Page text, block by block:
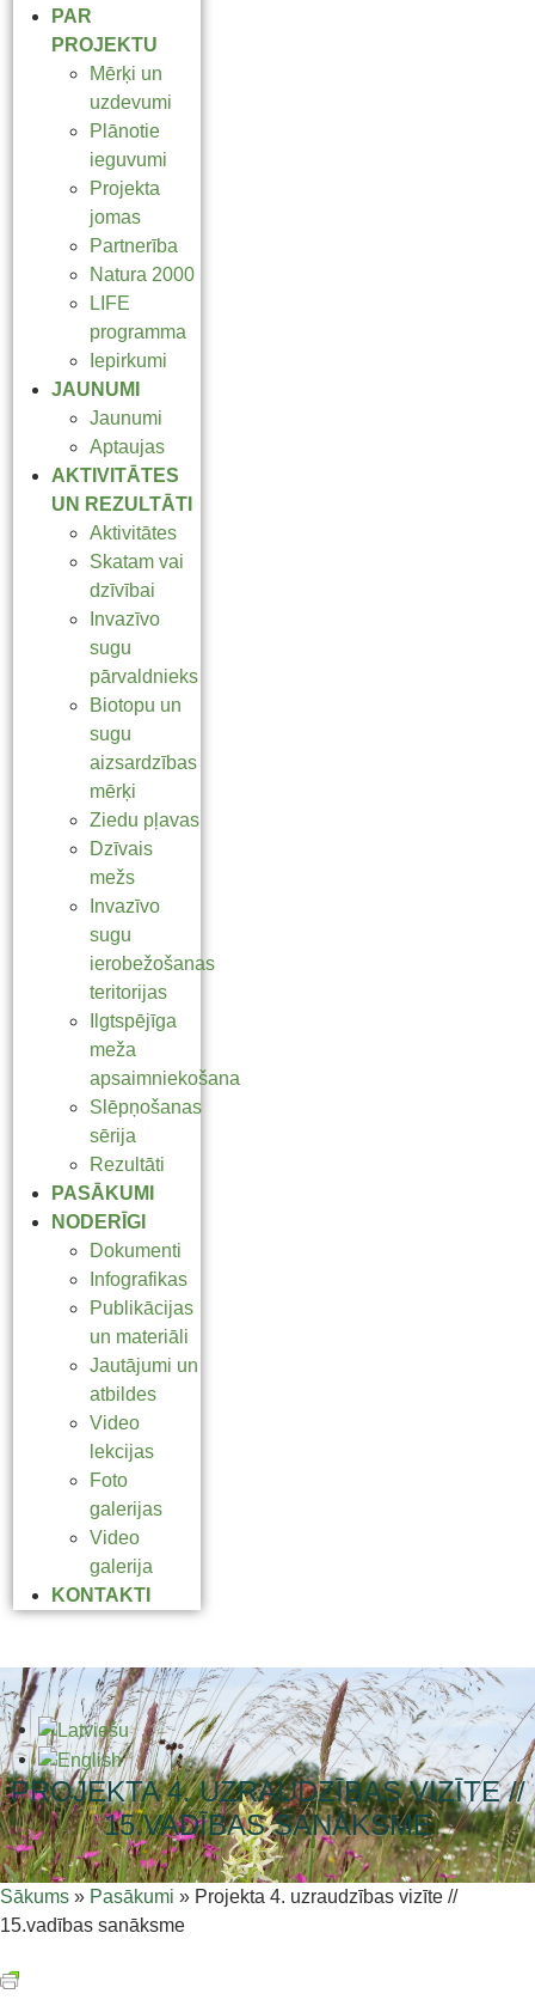
PAR
PROJEKTU
Mērķi un
uzdevumi
Plānotie
ieguvumi
Projekta
jomas
Partnerība
Natura 2000
LIFE
programma
Iepirkumi
JAUNUMI
Jaunumi
Aptaujas
AKTIVITĀTES
UN REZULTĀTI
Aktivitātes
Skatam vai
dzīvībai
Invazīvo
sugu
pārvaldnieks
Biotopu un
sugu
aizsardzības
mērķi
Ziedu pļavas
Dzīvais
mežs
Invazīvo
sugu
ierobežošanas
teritorijas
Ilgtspējīga
meža
apsaimniekošana
Slēpņošanas
sērija
Rezultāti
PASĀKUMI
NODERĪGI
Dokumenti
Infografikas
Publikācijas
un materiāli
Jautājumi un
atbildes
Video
lekcijas
Foto
galerijas
Video
galerija
KONTAKTI
PROJEKTA 4. UZRAUDZĪBAS VIZĪTE //
15.VADĪBAS SANĀKSME
Sākums » Pasākumi » Projekta 4. uzraudzības vizīte //
15.vadības sanāksme